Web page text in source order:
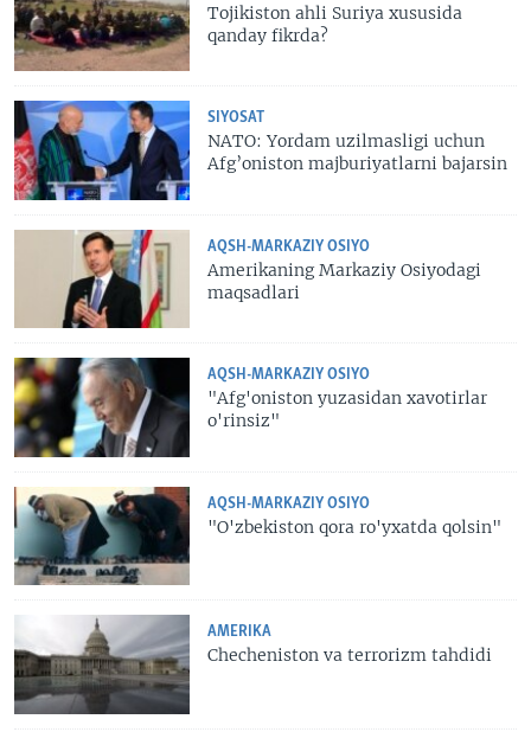
Tojikiston ahli Suriya xususida
qanday fikrda?
SIYOSAT
NATO: Yordam uzilmasligi uchun
Afg’oniston majburiyatlarni bajarsin
AQSH-MARKAZIY OSIYO
Amerikaning Markaziy Osiyodagi
maqsadlari
AQSH-MARKAZIY OSIYO
"Afg'oniston yuzasidan xavotirlar
o'rinsiz"
AQSH-MARKAZIY OSIYO
"O'zbekiston qora ro'yxatda qolsin"
AMERIKA
Checheniston va terrorizm tahdidi